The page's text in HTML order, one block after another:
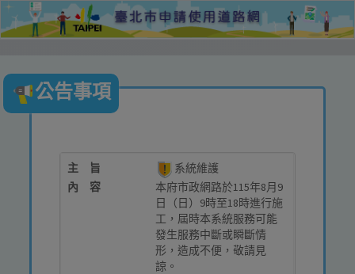
公告事項
主 旨
系統維護
內 容
本府市政網路於115年8月9
日（日）9時至18時進行施
工，屆時本系統服務可能
發生服務中斷或瞬斷情
形，造成不便，敬請見
諒。